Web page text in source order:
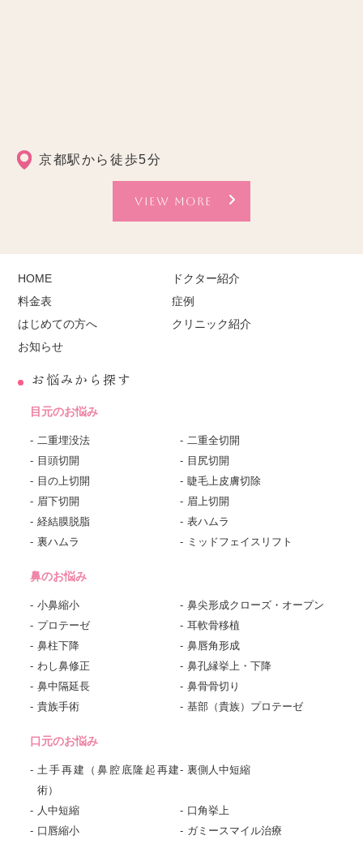
京都駅から徒歩5分
VIEW MORE
HOME
ドクター紹介
料金表
症例
はじめての方へ
クリニック紹介
お知らせ
お悩みから探す
目元のお悩み
二重埋没法
二重全切開
目頭切開
目尻切開
目の上切開
睫毛上皮膚切除
眉下切開
眉上切開
経結膜脱脂
表ハムラ
裏ハムラ
ミッドフェイスリフト
鼻のお悩み
小鼻縮小
鼻尖形成クローズ・オープン
プロテーゼ
耳軟骨移植
鼻柱下降
鼻唇角形成
わし鼻修正
鼻孔縁挙上・下降
鼻中隔延長
鼻骨骨切り
貴族手術
基部（貴族）プロテーゼ
口元のお悩み
土手再建（鼻腔底隆起再建
術）
裏側人中短縮
人中短縮
口角挙上
口唇縮小
ガミースマイル治療